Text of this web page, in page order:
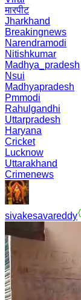
मारपीट
Jharkhand
Breakingnews
Narendramodi
Nitishkumar
Madhya_pradesh
Nsui
Madhyapradesh
Pmmodi
Rahulgandhi
Uttarpradesh
Haryana
Cricket
Lucknow
Uttarakhand
Crimenews
sivakesavareddy